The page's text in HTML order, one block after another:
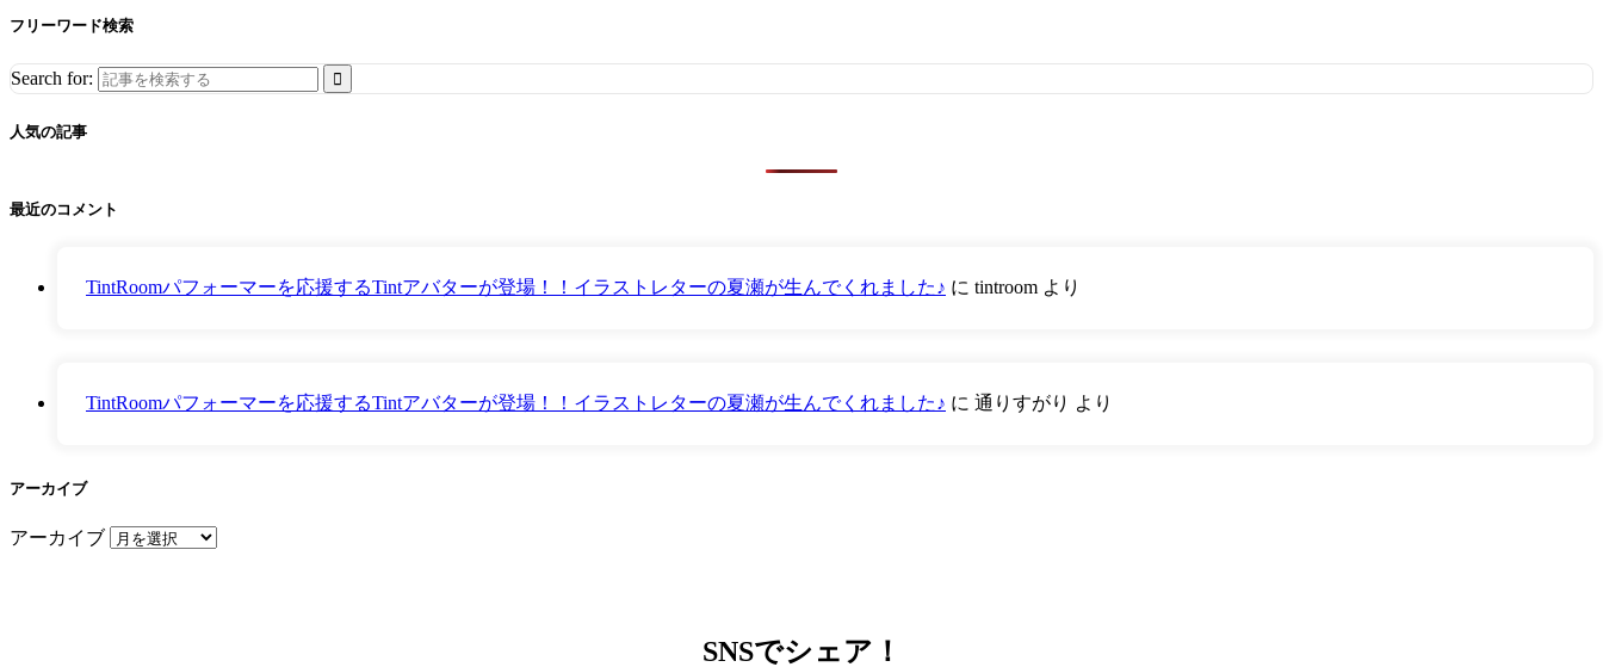
フリーワード検索
Search for:
人気の記事
最近のコメント
TintRoomパフォーマーを応援するTintアバターが登場！！イラストレターの夏瀬が生んでくれました♪ に tintroom より
TintRoomパフォーマーを応援するTintアバターが登場！！イラストレターの夏瀬が生んでくれました♪ に 通りすがり より
アーカイブ
アーカイブ
SNSでシェア！